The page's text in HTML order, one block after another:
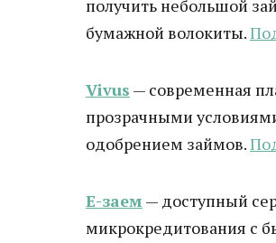
получить небольшой
бумажной волокиты.
Vivus — современная
прозрачными
одобрением займов.
Е-заем — доступный
микрокредитования с